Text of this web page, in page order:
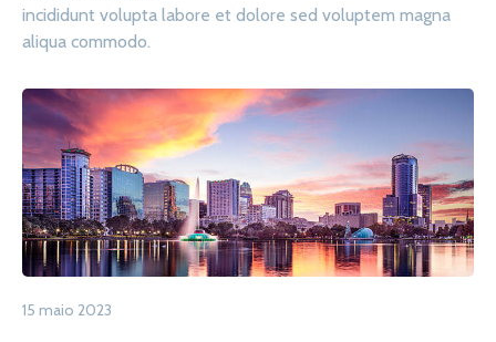
incididunt volupta labore et dolore sed voluptem magna
aliqua commodo.
15 maio 2023